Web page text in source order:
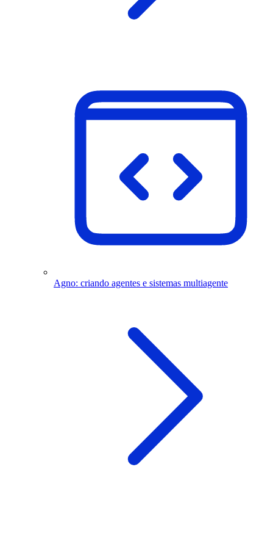
Agno: criando agentes e sistemas multiagente